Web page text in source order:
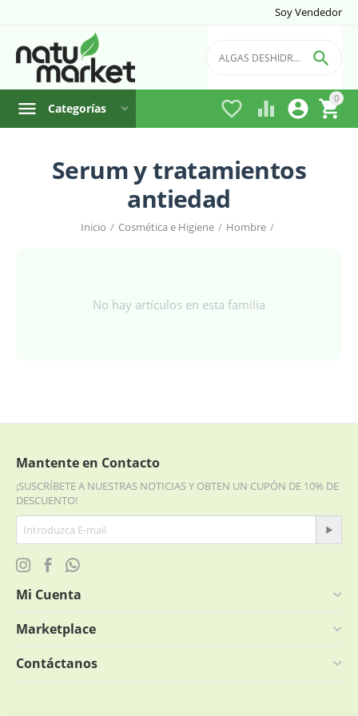
Soy Vendedor
0


 

Categorías
Serum y tratamientos
antiedad
Inicio / Cosmética e Higiene / Hombre /
No hay artículos en esta familia
Mantente en Contacto
¡SUSCRÍBETE A NUESTRAS NOTICIAS Y OBTEN UN CUPÓN DE 10% DE
DESCUENTO!
Mi Cuenta
Marketplace
Contáctanos